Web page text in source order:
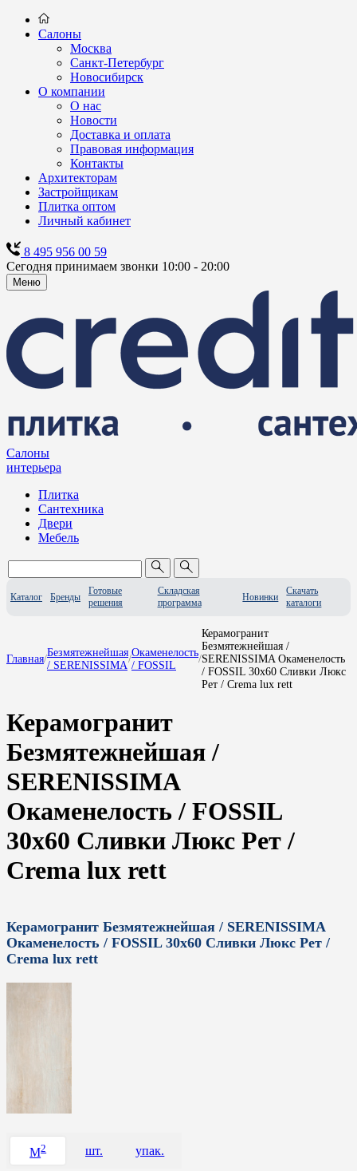
Салоны
Москва
Санкт-Петербург
Новосибирск
О компании
О нас
Новости
Доставка и оплата
Правовая информация
Контакты
Архитекторам
Застройщикам
Плитка оптом
Личный кабинет
8 495 956 00 59
Сегодня принимаем звонки 10:00 - 20:00
Меню
Салоны
интерьера
Плитка
Сантехника
Двери
Мебель
Каталог Бренды
Готовые
решения
Складская
программа
Новинки
Скачать
каталоги
Главная/
Безмятежнейшая
/ SERENISSIMA
/
Окаменелость
/ FOSSIL
/
Керамогранит
Безмятежнейшая /
SERENISSIMA Окаменелость
/ FOSSIL 30x60 Сливки Люкс
Рет / Crema lux rett
Керамогранит
Безмятежнейшая /
SERENISSIMA
Окаменелость / FOSSIL
30x60 Сливки Люкс Рет /
Crema lux rett
Керамогранит Безмятежнейшая / SERENISSIMA
Окаменелость / FOSSIL 30x60 Сливки Люкс Рет /
Crema lux rett
M2 шт. упак.